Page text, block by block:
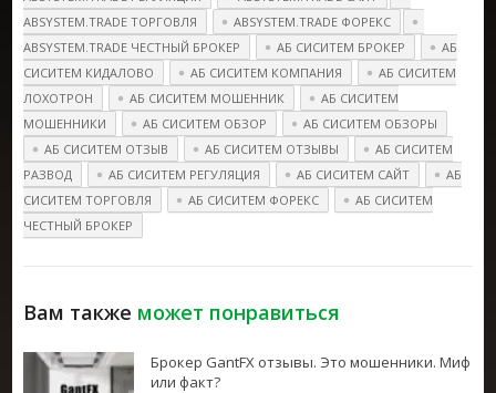
ABSYSTEM.TRADE ТОРГОВЛЯ
ABSYSTEM.TRADE ФОРЕКС
ABSYSTEM.TRADE ЧЕСТНЫЙ БРОКЕР
АБ СИСИТЕМ БРОКЕР
АБ
СИСИТЕМ КИДАЛОВО
АБ СИСИТЕМ КОМПАНИЯ
АБ СИСИТЕМ
ЛОХОТРОН
АБ СИСИТЕМ МОШЕННИК
АБ СИСИТЕМ
МОШЕННИКИ
АБ СИСИТЕМ ОБЗОР
АБ СИСИТЕМ ОБЗОРЫ
АБ СИСИТЕМ ОТЗЫВ
АБ СИСИТЕМ ОТЗЫВЫ
АБ СИСИТЕМ
РАЗВОД
АБ СИСИТЕМ РЕГУЛЯЦИЯ АБ СИСИТЕМ САЙТ
АБ
СИСИТЕМ ТОРГОВЛЯ
АБ СИСИТЕМ ФОРЕКС
АБ СИСИТЕМ
ЧЕСТНЫЙ БРОКЕР
Вам также может понравиться
Брокер GantFX отзывы. Это мошенники. Миф
или факт?